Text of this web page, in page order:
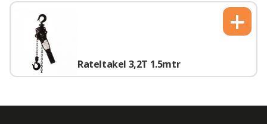
Rateltakel 3,2T 1.5mtr
+